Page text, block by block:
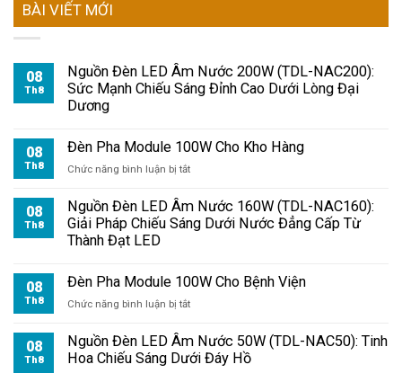
BÀI VIẾT MỚI
08
Th8
Nguồn Đèn LED Âm Nước 200W (TDL-NAC200):
Sức Mạnh Chiếu Sáng Đỉnh Cao Dưới Lòng Đại
Dương
08
Th8
Đèn Pha Module 100W Cho Kho Hàng
Chức năng bình luận bị tắtở
Pha
Module
100W
Hàng
08
Th8
Nguồn Đèn LED Âm Nước 160W (TDL-NAC160):
Giải Pháp Chiếu Sáng Dưới Nước Đẳng Cấp Từ
Thành Đạt LED
08
Th8
Đèn Pha Module 100W Cho Bệnh Viện
Chức năng bình luận bị tắtở
Pha
Module
100W
08
Th8
Nguồn Đèn LED Âm Nước 50W (TDL-NAC50): Tinh
Hoa Chiếu Sáng Dưới Đáy Hồ